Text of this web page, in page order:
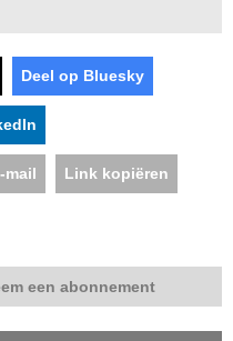
Deel op Bluesky
mail Link kopiëren
een abonnement